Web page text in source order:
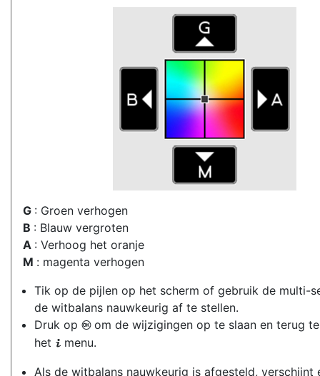
G : Groen verhogen
B : Blauw vergroten
A : Verhoog het oranje
M : magenta verhogen
Tik op de pijlen op het scherm of gebruik de multi-
de witbalans nauwkeurig af te stellen.
Druk op J om de wijzigingen op te slaan en terug
het i menu.
Als de witbalans nauwkeurig is afgesteld, verschijnt